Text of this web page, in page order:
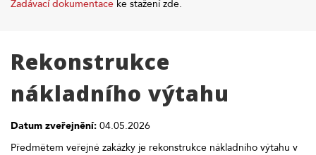
Zadávací dokumentace ke stažení zde.
Rekonstrukce
nákladního výtahu
Datum zveřejnění: 04.05.2026
Předmětem veřejné zakázky je rekonstrukce nákladního výtahu v